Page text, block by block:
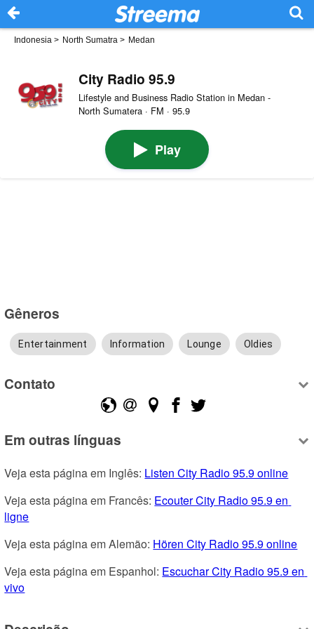
Indonesia > North Sumatra > Medan
City Radio 95.9
Lifestyle and Business Radio Station in Medan -
North Sumatera · FM · 95.9
Play
Gêneros
Entertainment Information Lounge Oldies
Contato
Em outras línguas
Veja esta página em Inglês: Listen City Radio 95.9 online
Veja esta página em Francês: Ecouter City Radio 95.9 en
ligne
Veja esta página em Alemão: Hören City Radio 95.9 online
Veja esta página em Espanhol: Escuchar City Radio 95.9 en
vivo